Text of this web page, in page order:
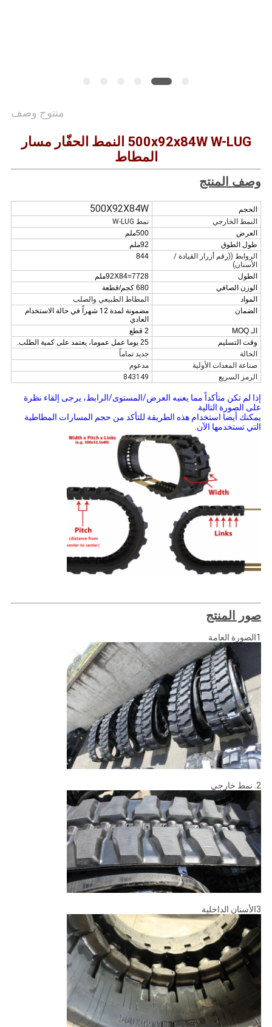
منتوج وصف
500x92x84W W-LUG النمط الحفّار مسار
المطاط
وصف المنتج
الحجم 500X92X84W
النمط الخارجي
نمط W-LUG
العرض
500ملم
طول الطوق
92ملم
الروابط ((رقم أزرار القيادة /
الأسنان)
844
الطول
92X84=7728ملم
الوزن الصافي
680 كجم/قطعة
المواد
المطاط الطبيعي والصلب
الضمان
مضمونة لمدة 12 شهراً في حالة الاستخدام
العادي
الـ MOQ
2 قطع
وقت التسليم
25 يوما عمل عموما، يعتمد على كمية الطلب.
الحالة
جديد تماماً
صناعة المعدات الأولية
مدعوم
الرمز السريع
843149
إذا لم تكن متأكداً مما يعنيه العرض/المستوى/الرابط، يرجى إلقاء نظرة
على الصورة التالية.
يمكنك أيضا استخدام هذه الطريقة للتأكد من حجم المسارات المطاطية
التي تستخدمها الآن.
صور المنتج
1الصورة العامة
2. نمط خارجي
3الأسنان الداخلية